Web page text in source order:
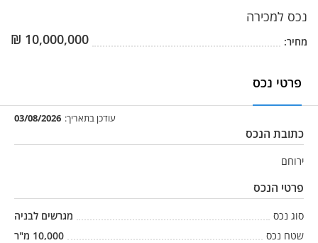
נכס למכירה
מחיר: 10,000,000
₪
פרטי נכס
עודכן בתאריך: 03/08/2026
כתובת הנכס
ירוחם
פרטי הנכס
סוג נכס
מגרשים לבניה
שטח נכס
10,000 מ"ר